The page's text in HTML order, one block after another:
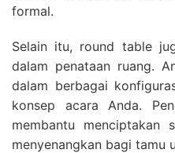
formal.
Selain itu, round table
dalam penataan ruang.
dalam berbagai
konsep acara Anda.
membantu menciptakan
menyenangkan bagi tamu